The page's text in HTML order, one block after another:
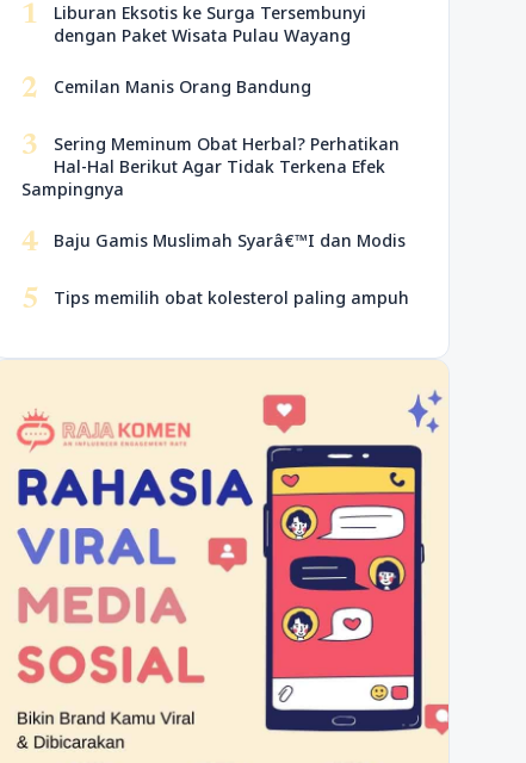
1
Liburan Eksotis ke Surga Tersembunyi
dengan Paket Wisata Pulau Wayang
2 Cemilan Manis Orang Bandung
3
Sering Meminum Obat Herbal? Perhatikan
Hal-Hal Berikut Agar Tidak Terkena Efek
Sampingnya
4 Baju Gamis Muslimah Syarâ€™I dan Modis
5 Tips memilih obat kolesterol paling ampuh